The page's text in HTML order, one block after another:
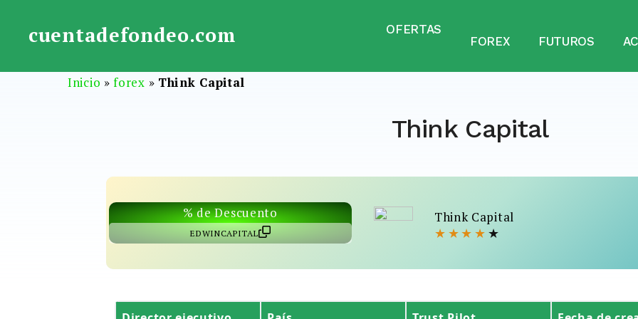
cuentadefondeo.com
OFERTAS
FOREX
FUTUROS
Inicio »forex » Think Capital
Think Capital
% de Descuento
EDWINCAPITAL
Think Capital
★ ★★ ★ ★